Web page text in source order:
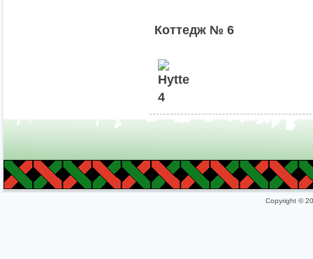
Коттедж № 6
Copyright ©